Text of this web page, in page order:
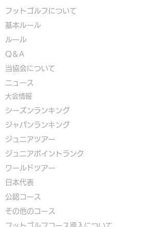
フットゴルフについて
基本ルール
ルール
Q＆A
​当協会について
​ニュース
大会情報
シーズンランキング
ジャパンランキング
ジュニアツアー
ジュニアポイントランク
​ワールドツアー
​​日本代表
公認コース
​その他のコース
​ フットゴルフコース導入について